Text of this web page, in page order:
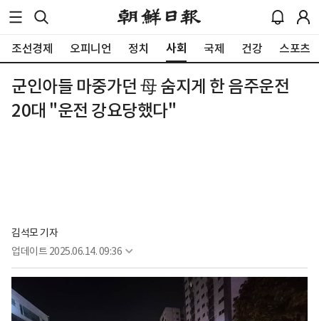
조선경제 오피니언 정치 사회 국제 건강 스포츠
군인아들 마중가던 母 숨지게 한 음주운전
20대 "운전 강요당했다"
김석모 기자
업데이트 2025.06.14. 09:36